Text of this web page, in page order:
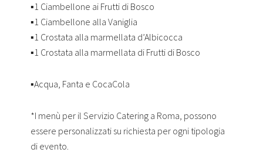
▪️1 Ciambellone ai Frutti di Bosco
▪️1 Ciambellone alla Vaniglia
▪️1 Crostata alla marmellata d’Albicocca
▪️1 Crostata alla marmellata di Frutti di Bosco
▪️Acqua, Fanta e CocaCola
*I menù per il Servizio Catering a Roma, possono
essere personalizzati su richiesta per ogni tipologia
di evento.